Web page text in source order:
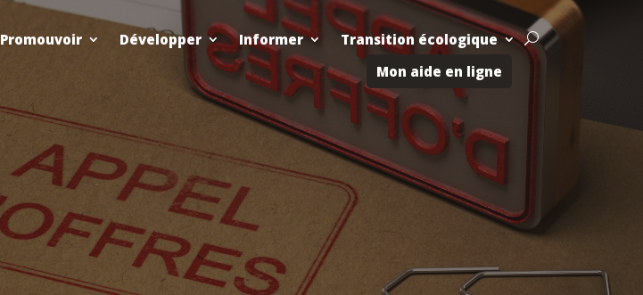
Promouvoir Développer Informer
Transition écologique
Mon aide en ligne
U